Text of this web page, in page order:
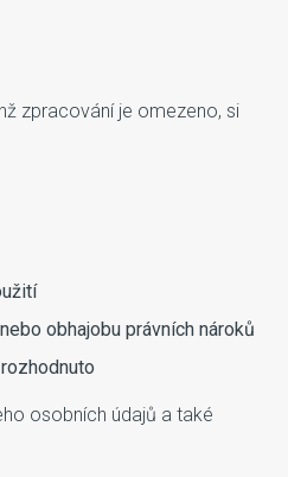
zpracování je omezeno, si
obhajobu právních nároků
osobních údajů a také